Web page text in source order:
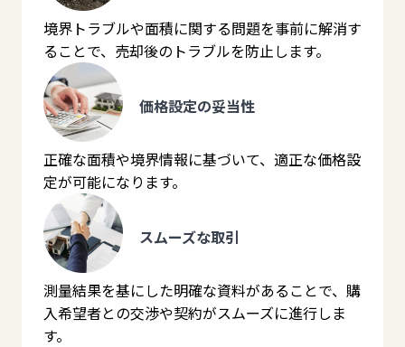
境界トラブルや面積に関する問題を事前に解消す
ることで、売却後のトラブルを防止します。
価格設定の妥当性
正確な面積や境界情報に基づいて、適正な価格設
定が可能になります。
スムーズな取引
測量結果を基にした明確な資料があることで、購
入希望者との交渉や契約がスムーズに進行しま
す。